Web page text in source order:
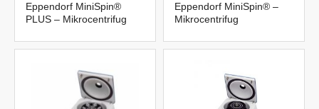
Eppendorf MiniSpin®
PLUS – Mikrocentrifug
Eppendorf MiniSpin® –
Mikrocentrifug